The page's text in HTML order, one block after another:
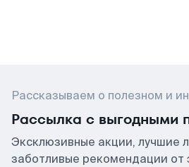
Рассказываем о полезном и
Рассылка с выгодными
Эксклюзивные акции, лучшие
заботливые рекомендации от